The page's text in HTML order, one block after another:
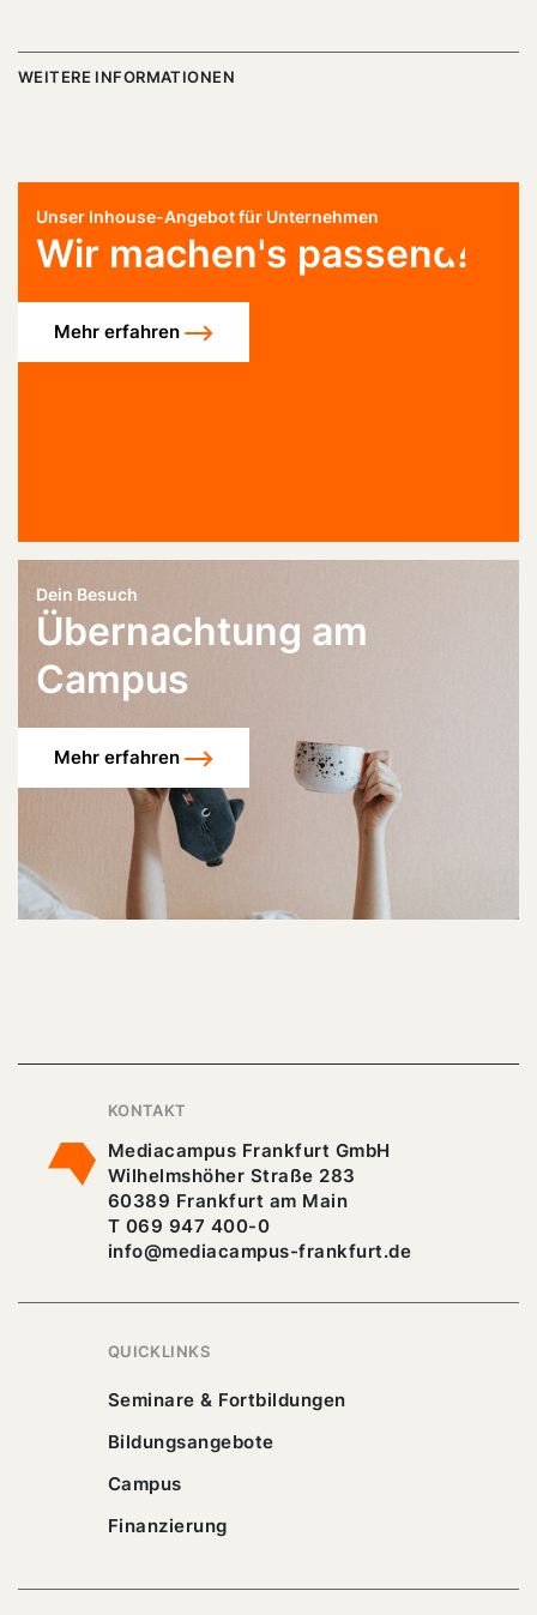
WEITERE INFORMATIONEN
Unser Inhouse-Angebot für Unternehmen
Wir machen's passend!
Mehr erfahren
Dein Besuch
Übernachtung am
Campus
Mehr erfahren
KONTAKT
Mediacampus Frankfurt GmbH
Wilhelmshöher Straße 283
60389 Frankfurt am Main
T 069 947 400-0
info@mediacampus-frankfurt.de
QUICKLINKS
Seminare & Fortbildungen
Bildungsangebote
Campus
Finanzierung